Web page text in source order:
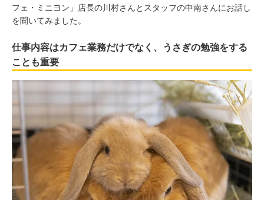
フェ・ミニヨン」店長の川村さんとスタッフの中南さんにお話し
を聞いてみました。
仕事内容はカフェ業務だけでなく、うさぎの勉強をする
ことも重要